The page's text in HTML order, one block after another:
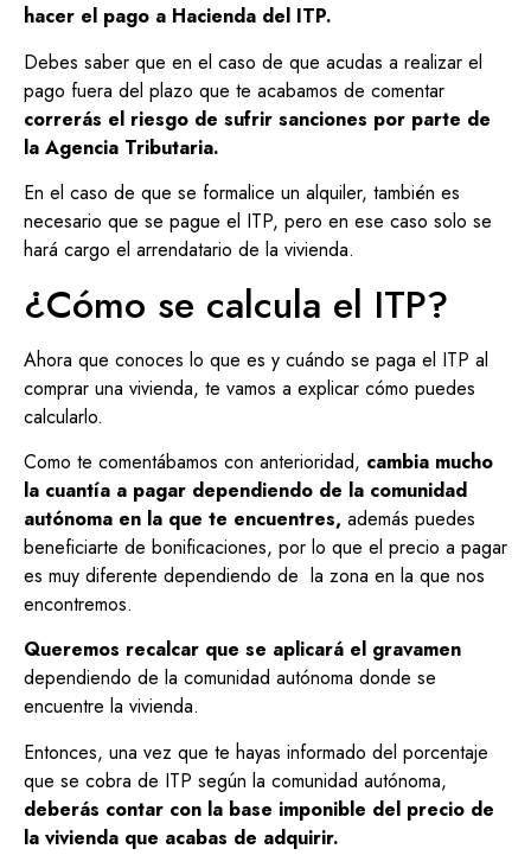
hacer el pago a Hacienda del ITP.
Debes saber que en el caso de que acudas a realizar el
pago fuera del plazo que te acabamos de comentar
correrás el riesgo de sufrir sanciones por parte de
la Agencia Tributaria.
En el caso de que se formalice un alquiler, también es
necesario que se pague el ITP, pero en ese caso solo se
hará cargo el arrendatario de la vivienda.
¿Cómo se calcula el ITP?
Ahora que conoces lo que es y cuándo se paga el ITP al
comprar una vivienda, te vamos a explicar cómo puedes
calcularlo.
Como te comentábamos con anterioridad, cambia mucho
la cuantía a pagar dependiendo de la comunidad
autónoma en la que te encuentres, además puedes
beneficiarte de bonificaciones, por lo que el precio a pagar
es muy diferente dependiendo de la zona en la que nos
encontremos.
Queremos recalcar que se aplicará el gravamen
dependiendo de la comunidad autónoma donde se
encuentre la vivienda.
Entonces, una vez que te hayas informado del porcentaje
que se cobra de ITP según la comunidad autónoma,
deberás contar con la base imponible del precio de
la vivienda que acabas de adquirir.